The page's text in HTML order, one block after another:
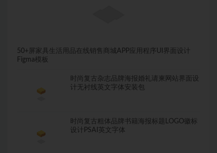
50+屏家具生活用品在线销售商城APP应用程序UI界面设计
Figma模板
时尚复古杂志品牌海报婚礼请柬网站界面设
计无衬线英文字体安装包
时尚复古粗体品牌书籍海报标题LOGO徽标
设计PSAI英文字体